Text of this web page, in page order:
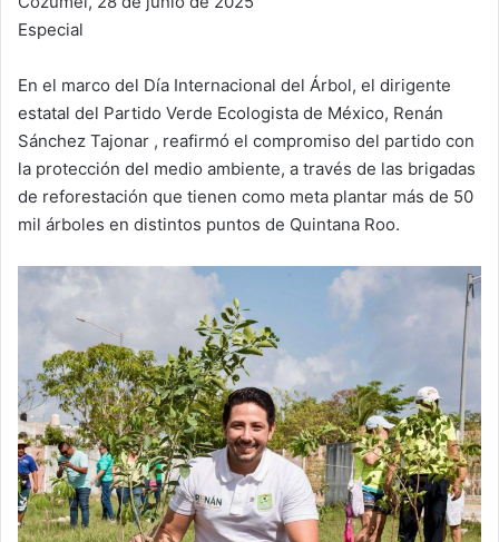
Especial
En el marco del Día Internacional del Árbol, el dirigente
estatal del Partido Verde Ecologista de México, Renán
Sánchez Tajonar , reafirmó el compromiso del partido con
la protección del medio ambiente, a través de las brigadas
de reforestación que tienen como meta plantar más de 50
mil árboles en distintos puntos de Quintana Roo.